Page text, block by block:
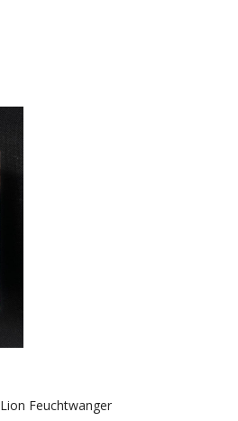
Lion Feuchtwanger